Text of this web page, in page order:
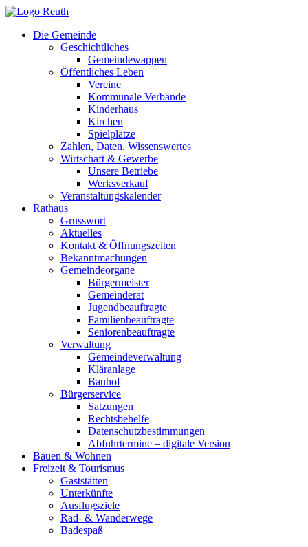
Zum
springenDie Gemeinde
Geschichtliches
Gemeindewappen
Öffentliches Leben
Vereine
Kommunale Verbände
Kinderhaus
Kirchen
Spielplätze
Zahlen, Daten, Wissenswertes
Wirtschaft & Gewerbe
Unsere Betriebe
Werksverkauf
Veranstaltungskalender
Rathaus
Grusswort
Aktuelles
Kontakt & Öffnungszeiten
Bekanntmachungen
Gemeindeorgane
Bürgermeister
Gemeinderat
Jugendbeauftragte
Familienbeauftragte
Seniorenbeauftragte
Verwaltung
Gemeindeverwaltung
Kläranlage
Bauhof
Bürgerservice
Satzungen
Rechtsbehelfe
Datenschutzbestimmungen
Abfuhrtermine – digitale Version
Bauen & Wohnen
Freizeit & Tourismus
Gaststätten
Unterkünfte
Ausflugsziele
Rad- & Wanderwege
Badespaß